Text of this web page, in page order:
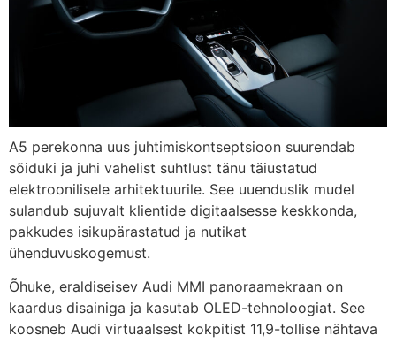
A5 perekonna uus juhtimiskontseptsioon suurendab
sõiduki ja juhi vahelist suhtlust tänu täiustatud
elektroonilisele arhitektuurile. See uuenduslik mudel
sulandub sujuvalt klientide digitaalsesse keskkonda,
pakkudes isikupärastatud ja nutikat
ühenduvuskogemust.
Õhuke, eraldiseisev Audi MMI panoraamekraan on
kaardus disainiga ja kasutab OLED-tehnoloogiat. See
koosneb Audi virtuaalsest kokpitist 11,9-tollise nähtava